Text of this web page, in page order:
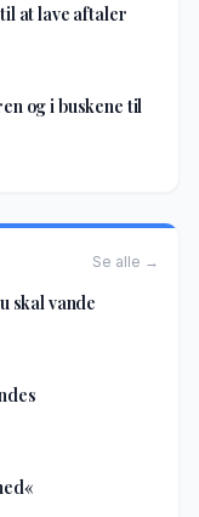
at lave aftaler
og i buskene til
Se alle →
skal vande